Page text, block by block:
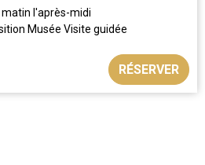
matin l'après-midi
Musée Visite guidée
RÉSERVER